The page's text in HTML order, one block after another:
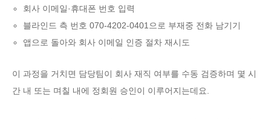
회사 이메일·휴대폰 번호 입력
블라인드 측 번호 070-4202-0401으로 부재중 전화 남기기
앱으로 돌아와 회사 이메일 인증 절차 재시도
이 과정을 거치면 담당팀이 회사 재직 여부를 수동 검증하며 몇 시
간 내 또는 며칠 내에 정회원 승인이 이루어지는데요.